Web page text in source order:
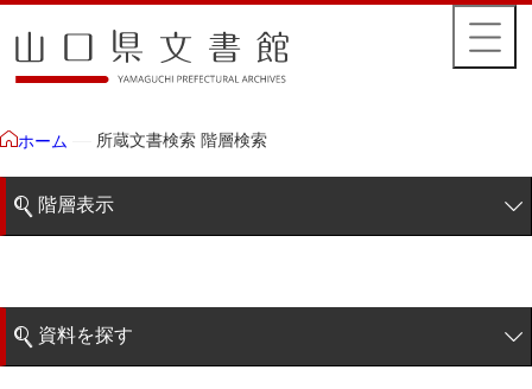
ホーム 所蔵文書検索 階層検索
階層表示
藩政文書
資料を探す